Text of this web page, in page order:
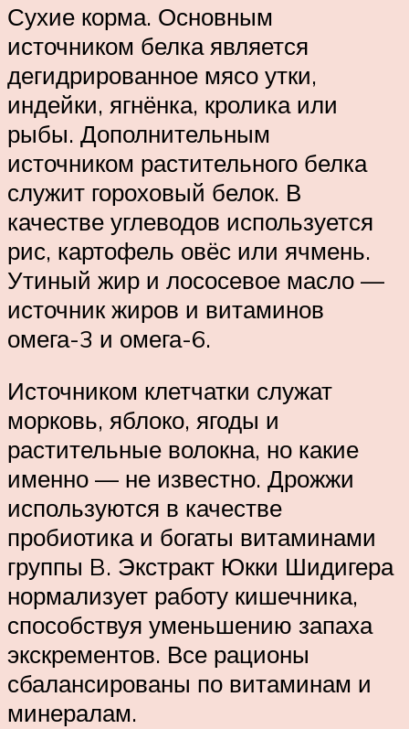
Сухие корма. Основным
источником белка является
дегидрированное мясо утки,
индейки, ягнёнка, кролика или
рыбы. Дополнительным
источником растительного белка
служит гороховый белок. В
качестве углеводов используется
рис, картофель овёс или ячмень.
Утиный жир и лососевое масло —
источник жиров и витаминов
омега-3 и омега-6.
Источником клетчатки служат
морковь, яблоко, ягоды и
растительные волокна, но какие
именно — не известно. Дрожжи
используются в качестве
пробиотика и богаты витаминами
группы B. Экстракт Юкки Шидигера
нормализует работу кишечника,
способствуя уменьшению запаха
экскрементов. Все рационы
сбалансированы по витаминам и
минералам.